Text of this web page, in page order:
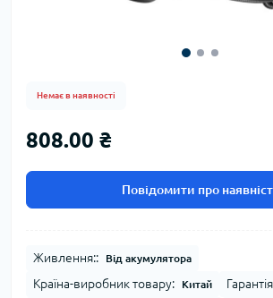
Немає в наявності
808.00 ₴
Повідомити про
Живлення:: Від акумулятора
Країна-виробник товару: Китай